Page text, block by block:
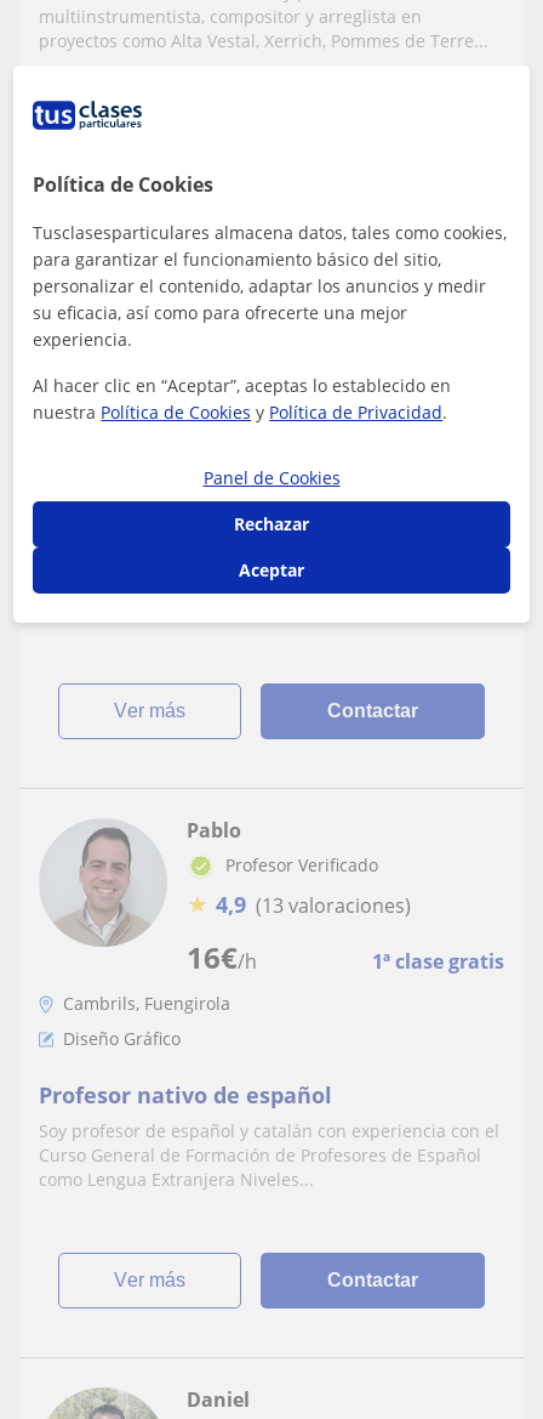
multiinstrumentista, compositor y arreglista en
proyectos como Alta Vestal, Xerrich, Pommes de Terre...
15€/h 1ª clase gratis
Laia
Cambrils
Imparto clases particulares de danza
clásica y contemporánea
Soy bailarina profesional y doy clases particulares de
danza para todas las edades y niveles, adaptando
ver más Contactar
16€/h 1ª clase gratis
Pablo
Profesor Verificado
★ 4,9 (13 valoraciones)
Cambrils, Fuengirola
Diseño Gráfico
Profesor nativo de español
Soy profesor de español y catalán con experiencia con el
Curso General de Formación de Profesores de Español
como Lengua Extranjera Niveles...
ver más Contactar
Daniel
Política de Cookies
Tusclasesparticulares almacena datos, tales como cookies,
para garantizar el funcionamiento básico del sitio,
personalizar el contenido, adaptar los anuncios y medir
su eficacia, así como para ofrecerte una mejor
experiencia.
Al hacer clic en “Aceptar”, aceptas lo establecido en
nuestra Política de Cookies y Política de Privacidad.
Panel de Cookies
Rechazar
Aceptar